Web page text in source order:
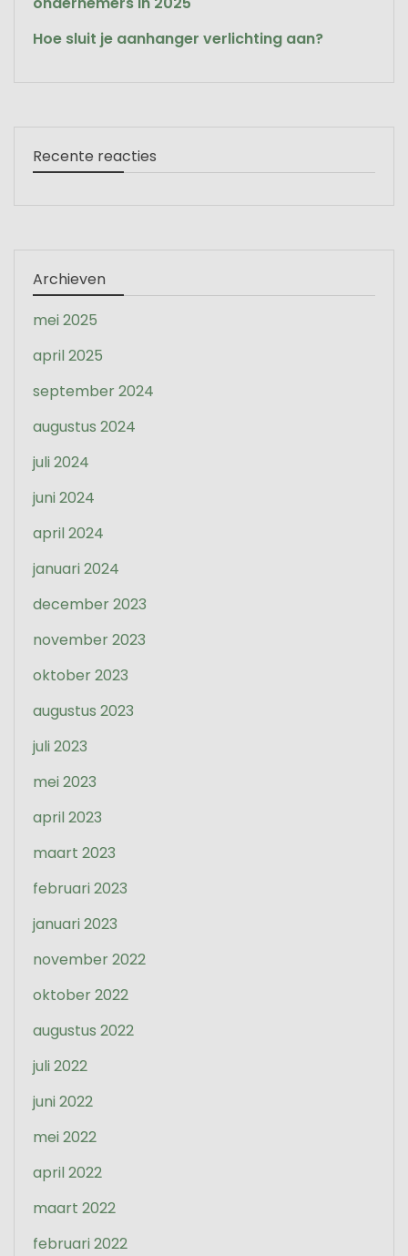
Hoe sluit je aanhanger verlichting aan?
Recente reacties
Archieven
mei 2025
april 2025
september 2024
augustus 2024
juli 2024
juni 2024
april 2024
januari 2024
december 2023
november 2023
oktober 2023
augustus 2023
juli 2023
mei 2023
april 2023
maart 2023
februari 2023
januari 2023
november 2022
oktober 2022
augustus 2022
juli 2022
juni 2022
mei 2022
april 2022
maart 2022
februari 2022